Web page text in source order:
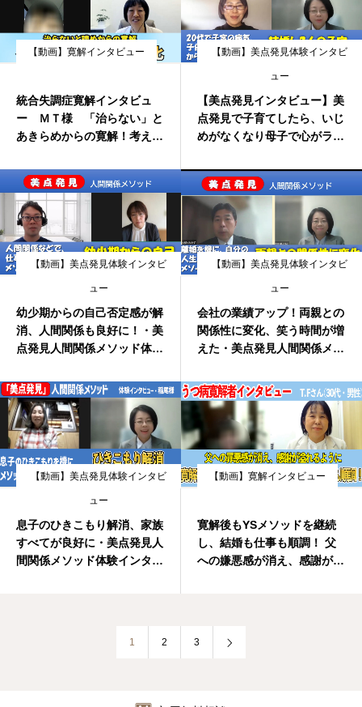
【動画】寛解インタビュー
統合失調症寛解インタビュ
ー ＭＴ様 「治らない」と
あきらめからの寛解！考え方
【動画】美点発見体験インタビ
ュー
【美点発見インタビュー】美
点発見で子育てしたら、いじ
めがなくなり母子で心がラク
【動画】美点発見体験インタビ
ュー
幼少期からの自己否定感が解
消、人間関係も良好に！・美
点発見人間関係メソッド体験
【動画】美点発見体験インタビ
ュー
会社の業績アップ！両親との
関係性に変化、笑う時間が増
えた・美点発見人間関係メソ
【動画】美点発見体験インタビ
ュー
息子のひきこもり解消、家族
すべてが良好に・美点発見人
間関係メソッド体験インタビ
【動画】寛解インタビュー
寛解後もYSメソッドを継続
し、結婚も仕事も順調！ 父
への嫌悪感が消え、感謝があ
1 2 3